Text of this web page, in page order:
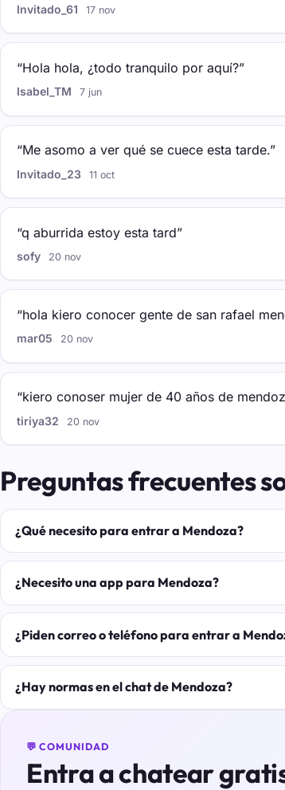
Invitado_61 17 nov
“Hola hola, ¿todo tranquilo por aquí?”
Isabel_TM 7 jun
“Me asomo a ver qué se cuece esta tarde.”
Invitado_23 11 oct
“q aburrida estoy esta tard”
sofy 20 nov
“hola kiero conocer gente de san rafael
mar05 20 nov
“kiero conoser mujer de 40 años de
tiriya32 20 nov
Preguntas frecuentes
¿Qué necesito para entrar a Mendoza?
¿Necesito una app para Mendoza?
¿Piden correo o teléfono para entrar a
¿Hay normas en el chat de Mendoza?
💬 COMUNIDAD
Entra a chatear